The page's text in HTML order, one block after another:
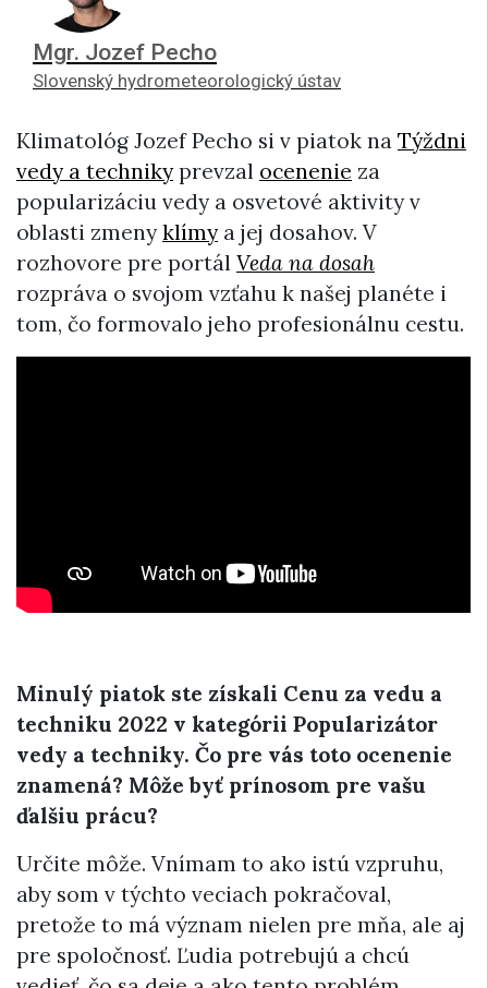
Mgr. Jozef Pecho
Slovenský hydrometeorologický ústav
Klimatológ Jozef Pecho si v piatok na Týždni
vedy a technikyprevzal ocenenie za
popularizáciu vedy a osvetové aktivity v
oblasti zmenyklímya jej dosahov. V
rozhovore pre portál Veda na dosah
rozpráva o svojom vzťahu k našej planéte i
tom, čo formovalo jeho profesionálnu cestu.
Minulý piatok ste získali Cenu za vedu a
techniku 2022 v kategórii Popularizátor
vedy a techniky. Čo pre vás toto ocenenie
znamená? Môže byť prínosom pre vašu
ďalšiu prácu?
Určite môže. Vnímam to ako istú vzpruhu,
aby som v týchto veciach pokračoval,
pretože to má význam nielen pre mňa, ale aj
pre spoločnosť. Ľudia potrebujú a chcú